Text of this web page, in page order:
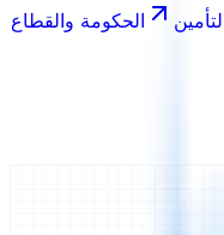
الحكومة والقطاع